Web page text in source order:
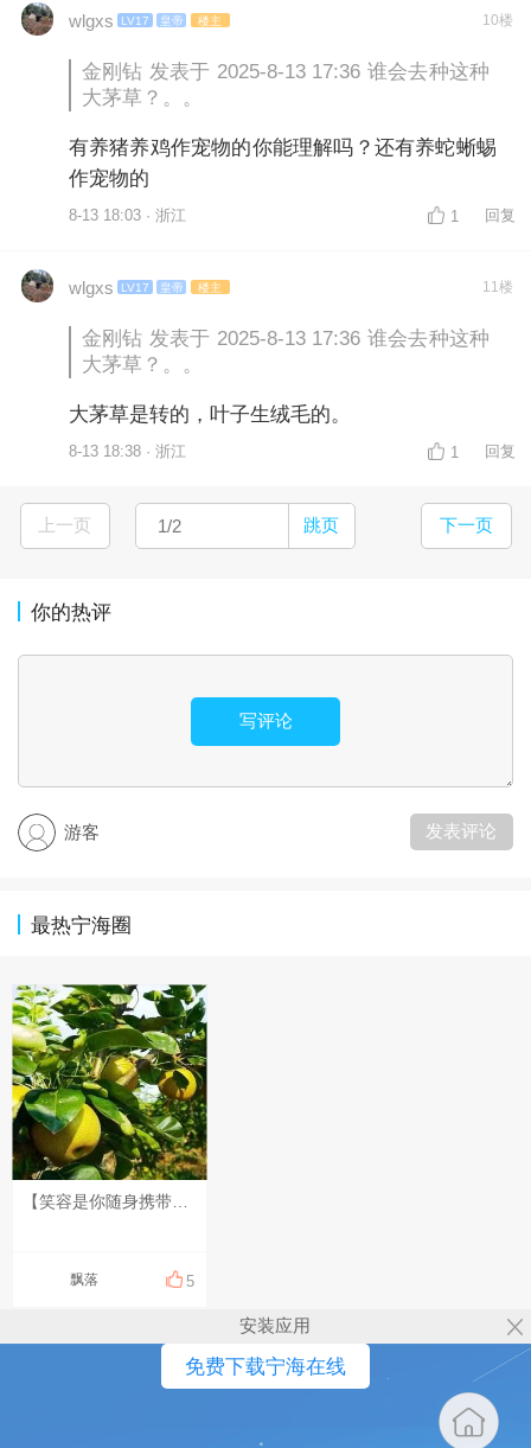
wlgxs LV17 皇帝 楼主 10楼
金刚钻 发表于 2025-8-13 17:36 谁会去种这种
大茅草？。。
有养猪养鸡作宠物的你能理解吗？还有养蛇蜥蜴
作宠物的
8-13 18:03 · 浙江 1 回复
wlgxs LV17 皇帝 楼主 11楼
金刚钻 发表于 2025-8-13 17:36 谁会去种这种
大茅草？。。
大茅草是转的，叶子生绒毛的。
8-13 18:38 · 浙江 1 回复
上一页 跳页 下一页
你的热评
写评论
游客 发表评论
最热宁海圈
【笑容是你随身携带的光】 崭新的一天，给自己一个笑容，便是给自己一份直面生活的底气。 不必等候盛大的美好，认真生活，用心感受，笑容会让平凡的日子也生出暖意。 记得时常扬起嘴角，让这份光常伴左右，愿你带着微笑，奔赴每一份属于自己的惊喜。
飘落 5
安装应用
免费下载宁海在线